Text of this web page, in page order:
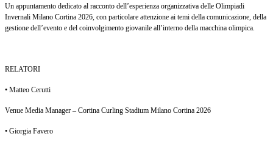
Un appuntamento dedicato al racconto dell’esperienza organizzativa delle Olimpiadi
Invernali Milano Cortina 2026, con particolare attenzione ai temi della comunicazione, della
gestione dell’evento e del coinvolgimento giovanile all’interno della macchina olimpica.
RELATORI
• Matteo Cerutti
Venue Media Manager – Cortina Curling Stadium Milano Cortina 2026
• Giorgia Favero